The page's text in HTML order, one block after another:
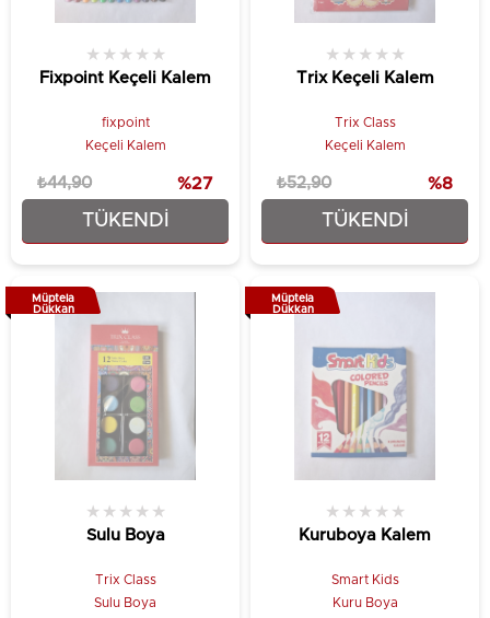
TÜKENDI
Fixpoint Keçeli Kalem
★ ★ ★ ★ ★
fixpoint
Keçeli Kalem
₺32,90
₺44,90 %27
TÜKENDI
Trix Keçeli Kalem
★ ★ ★ ★ ★
Trix Class
Keçeli Kalem
₺48,90
₺52,90 %8
Sulu Boya
★ ★ ★ ★ ★
Trix Class
Sulu Boya
Müptela
Dükkan
Kuruboya Kalem
★ ★ ★ ★ ★
Smart Kids
Kuru Boya
Müptela
Dükkan